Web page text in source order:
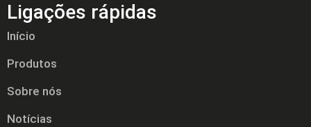
Ligações rápidas
Início
Produtos
Sobre nós
Notícias